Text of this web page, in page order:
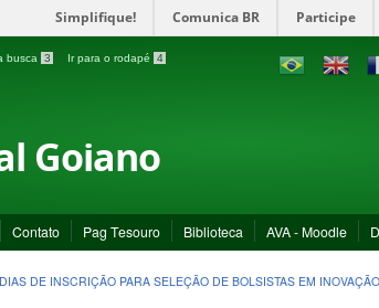
Simplifique! Comunica BR Participe
busca 3 Ir para o rodapé 4
Goiano
Contato Pag Tesouro Biblioteca AVA - Moodle
DE INSCRIÇÃO PARA SELEÇÃO DE BOLSISTAS EM